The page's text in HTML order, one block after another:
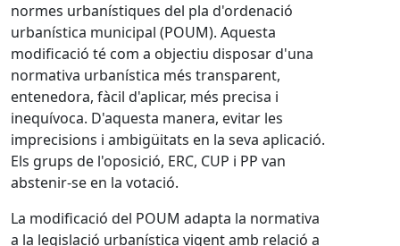
normes urbanístiques del pla d'ordenació
urbanística municipal (POUM). Aquesta
modificació té com a objectiu disposar d'una
normativa urbanística més transparent,
entenedora, fàcil d'aplicar, més precisa i
inequívoca. D'aquesta manera, evitar les
imprecisions i ambigüitats en la seva aplicació.
Els grups de l'oposició, ERC, CUP i PP van
abstenir-se en la votació.
La modificació del POUM adapta la normativa
a la legislació urbanística vigent amb relació a